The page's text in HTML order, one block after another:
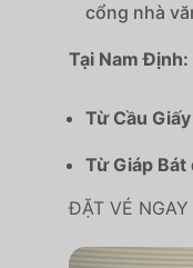
cổng nhà
Tại Nam Định:
Từ Cầu
Từ Giáp
ĐẶT VÉ NGAY